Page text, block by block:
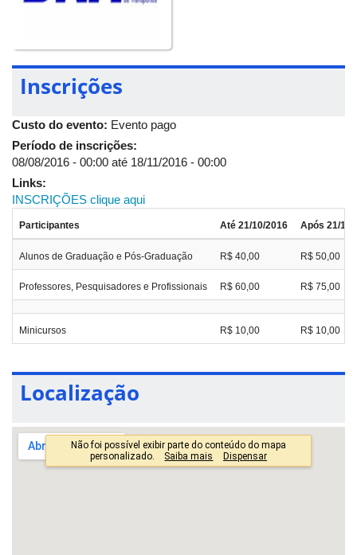
Inscrições
Custo do evento: Evento pago
Período de inscrições:
08/08/2016 - 00:00 até 18/11/2016 - 00:00
Links:
INSCRIÇÕES clique aqui
Participantes Até 21/10/2016 Após 21/10/
Alunos de Graduação e Pós-Graduação R$ 40,00 R$ 50,00
Professores, Pesquisadores e Profissionais R$ 60,00 R$ 75,00
Minicursos R$ 10,00 R$ 10,00
Localização